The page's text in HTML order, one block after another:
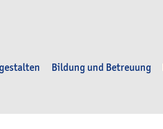
Bildung und Betreuung